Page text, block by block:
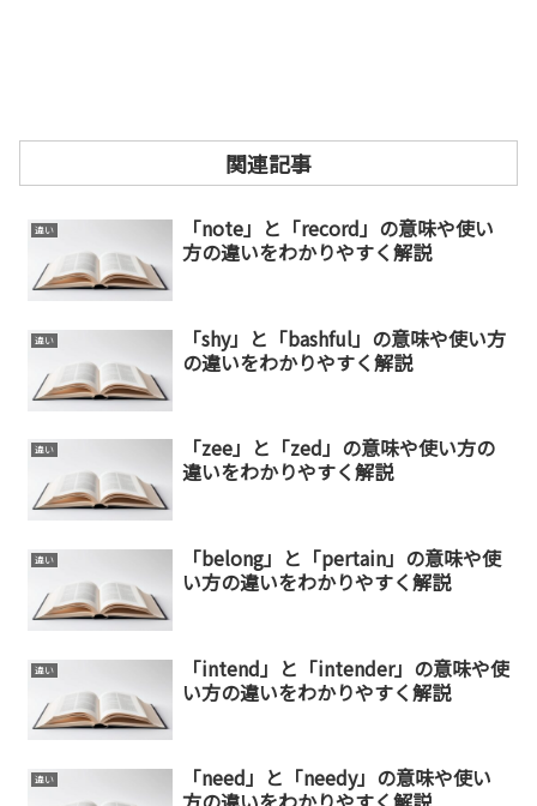
関連記事
違い
「note」と「record」の意味や使い
方の違いをわかりやすく解説
違い
「shy」と「bashful」の意味や使い方
の違いをわかりやすく解説
違い
「zee」と「zed」の意味や使い方の
違いをわかりやすく解説
違い
「belong」と「pertain」の意味や使
い方の違いをわかりやすく解説
違い
「intend」と「intender」の意味や使
い方の違いをわかりやすく解説
違い
「need」と「needy」の意味や使い